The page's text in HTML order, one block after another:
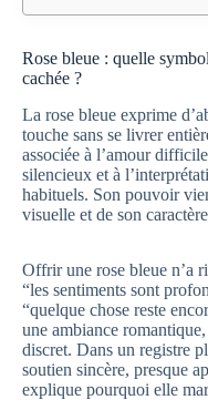
Rose bleue : quelle
cachée ?
La rose bleue exprime
touche sans se livrer
associée à l’amour
silencieux et à
habituels. Son pouvoir
visuelle et de son
Offrir une rose bleue n’a
“les sentiments sont
“quelque chose reste
une ambiance
discret. Dans un registre
soutien sincère, presque
explique pourquoi elle